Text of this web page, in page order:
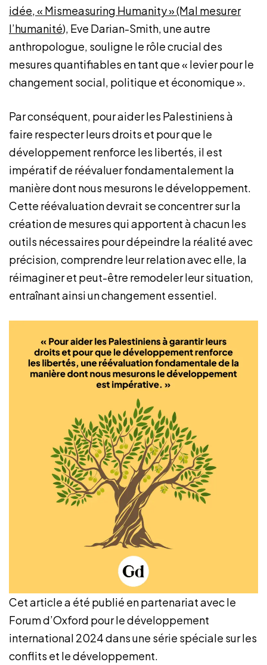
idée, « Mismeasuring Humanity » (Mal mesurer
l’humanité), Eve Darian-Smith, une autre
anthropologue, souligne le rôle crucial des
mesures quantifiables en tant que « levier pour le
changement social, politique et économique ».
Par conséquent, pour aider les Palestiniens à
faire respecter leurs droits et pour que le
développement renforce les libertés, il est
impératif de réévaluer fondamentalement la
manière dont nous mesurons le développement.
Cette réévaluation devrait se concentrer sur la
création de mesures qui apportent à chacun les
outils nécessaires pour dépeindre la réalité avec
précision, comprendre leur relation avec elle, la
réimaginer et peut-être remodeler leur situation,
entraînant ainsi un changement essentiel.
Cet article a été publié en partenariat avec le
Forum d’Oxford pour le développement
international 2024 dans une série spéciale sur les
conflits et le développement.